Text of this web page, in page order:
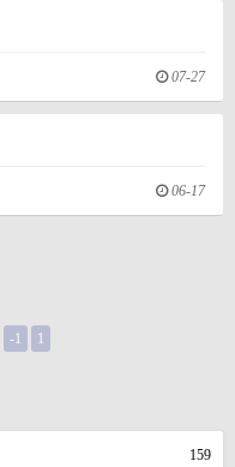
07-27
06-17
-1 1
159